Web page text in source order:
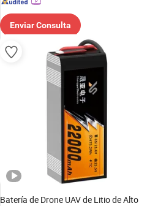
Enviar Consulta
Batería de Drone UAV de Litio de Alto